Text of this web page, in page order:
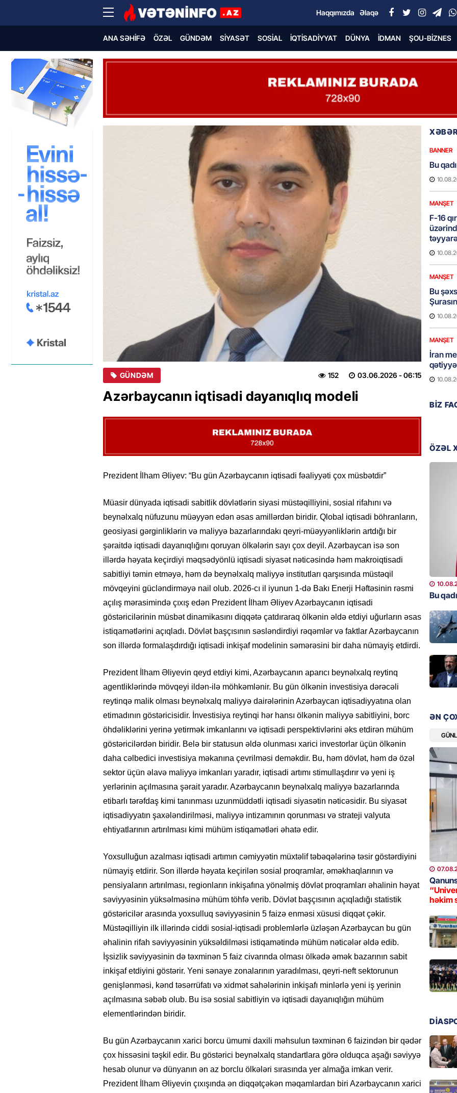
Haqqımızda Əlaqə
ANA SƏHIFƏ ÖZƏL GÜNDƏM SIYASƏT SOSIAL İQTISADIYYAT DÜNYA İDMAN ŞOU-BIZNES
GÜNDƏM 03.06.2026 - 06:15
152
Azərbaycanın iqtisadi dayanıqlıq modeli
Prezident İlham Əliyev: “Bu gün Azərbaycanın iqtisadi fəaliyyəti çox müsbətdir”
Müasir dünyada iqtisadi sabitlik dövlətlərin siyasi müstəqilliyini, sosial rifahını və
beynəlxalq nüfuzunu müəyyən edən əsas amillərdən biridir. Qlobal iqtisadi böhranların,
geosiyasi gərginliklərin və maliyyə bazarlarındakı qeyri-müəyyənliklərin artdığı bir
şəraitdə iqtisadi dayanıqlığını qoruyan ölkələrin sayı çox deyil. Azərbaycan isə son
illərdə həyata keçirdiyi məqsədyönlü iqtisadi siyasət nəticəsində həm makroiqtisadi
sabitliyi təmin etməyə, həm də beynəlxalq maliyyə institutları qarşısında müstəqil
mövqeyini gücləndirməyə nail olub. 2026-cı il iyunun 1-də Bakı Enerji Həftəsinin rəsmi
açılış mərasimində çıxış edən Prezident İlham Əliyev Azərbaycanın iqtisadi
göstəricilərinin müsbət dinamikasını diqqətə çatdıraraq ölkənin əldə etdiyi uğurların əsas
istiqamətlərini açıqladı. Dövlət başçısının səsləndirdiyi rəqəmlər və faktlar Azərbaycanın
son illərdə formalaşdırdığı iqtisadi inkişaf modelinin səmərəsini bir daha nümayiş etdirdi.
Prezident İlham Əliyevin qeyd etdiyi kimi, Azərbaycanın aparıcı beynəlxalq reytinq
agentliklərində mövqeyi ildən-ilə möhkəmlənir. Bu gün ölkənin investisiya dərəcəli
reytinqə malik olması beynəlxalq maliyyə dairələrinin Azərbaycan iqtisadiyyatına olan
etimadının göstəricisidir. İnvestisiya reytinqi hər hansı ölkənin maliyyə sabitliyini, borc
öhdəliklərini yerinə yetirmək imkanlarını və iqtisadi perspektivlərini əks etdirən mühüm
göstəricilərdən biridir. Belə bir statusun əldə olunması xarici investorlar üçün ölkənin
daha cəlbedici investisiya məkanına çevrilməsi deməkdir. Bu, həm dövlət, həm də özəl
sektor üçün əlavə maliyyə imkanları yaradır, iqtisadi artımı stimullaşdırır və yeni iş
yerlərinin açılmasına şərait yaradır. Azərbaycanın beynəlxalq maliyyə bazarlarında
etibarlı tərəfdaş kimi tanınması uzunmüddətli iqtisadi siyasətin nəticəsidir. Bu siyasət
iqtisadiyyatın şaxələndirilməsi, maliyyə intizamının qorunması və strateji valyuta
ehtiyatlarının artırılması kimi mühüm istiqamətləri əhatə edir.
Yoxsulluğun azalması iqtisadi artımın cəmiyyətin müxtəlif təbəqələrinə təsir göstərdiyini
nümayiş etdirir. Son illərdə həyata keçirilən sosial proqramlar, əməkhaqlarının və
pensiyaların artırılması, regionların inkişafına yönəlmiş dövlət proqramları əhalinin həyat
səviyyəsinin yüksəlməsinə mühüm töhfə verib. Dövlət başçısının açıqladığı statistik
göstəricilər arasında yoxsulluq səviyyəsinin 5 faizə enməsi xüsusi diqqət çəkir.
Müstəqilliyin ilk illərində ciddi sosial-iqtisadi problemlərlə üzləşən Azərbaycan bu gün
əhalinin rifah səviyyəsinin yüksəldilməsi istiqamətində mühüm nəticələr əldə edib.
İşsizlik səviyyəsinin də təxminən 5 faiz civarında olması ölkədə əmək bazarının sabit
inkişaf etdiyini göstərir. Yeni sənaye zonalarının yaradılması, qeyri-neft sektorunun
genişlənməsi, kənd təsərrüfatı və xidmət sahələrinin inkişafı minlərlə yeni iş yerinin
açılmasına səbəb olub. Bu isə sosial sabitliyin və iqtisadi dayanıqlığın mühüm
elementlərindən biridir.
Bu gün Azərbaycanın xarici borcu ümumi daxili məhsulun təxminən 6 faizindən bir qədər
çox hissəsini təşkil edir. Bu göstərici beynəlxalq standartlara görə olduqca aşağı səviyyə
hesab olunur və dünyanın ən az borclu ölkələri sırasında yer almağa imkan verir.
Prezident İlham Əliyevin çıxışında ən diqqətçəkən məqamlardan biri Azərbaycanın xarici
BANNER
Bu
MANŞET
F-16
MANŞET
Bu
MANŞET
İran
GÜNDƏM
verib-
üçün
MANŞET
tarixi
GÜNDƏM
keçmiş
GÜNDƏM
“Toy
Deputat
MANŞET
Video
Məsud
–
MANŞET
Nikol
ZƏNG
ÖLKƏ
GÜNDƏM
BIZ
ÖZƏL
Bu
ƏN
həkim